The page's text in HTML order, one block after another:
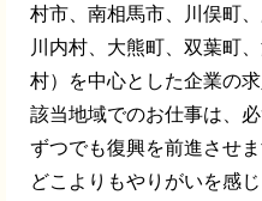
村市、南相馬市、川俣町
川内村、大熊町、双葉町
村）を中心とした企業の求
該当地域でのお仕事は、
ずつでも復興を前進させま
どこよりもやりがいを感